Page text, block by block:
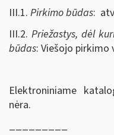
III.1. Pirkimo būdas:
III.2. Priežastys, dėl
būdas: Viešojo pirkimo
Elektroniniame
nėra.
_________